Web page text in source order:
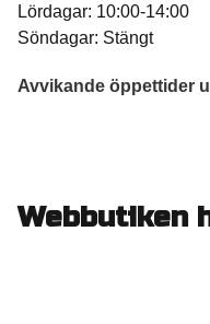
Lördagar: 10:00-14:00
Söndagar: Stängt
Avvikande öppettider
Webbutiken